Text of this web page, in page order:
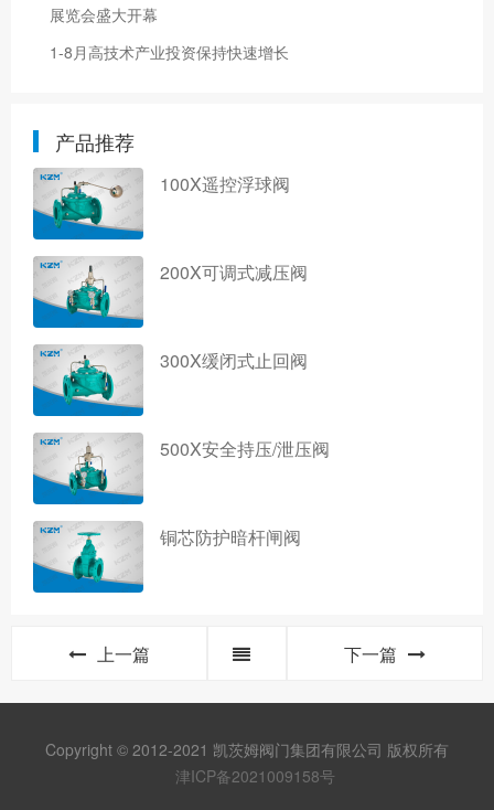
展览会盛大开幕
1-8月高技术产业投资保持快速增长
产品推荐
100X遥控浮球阀
200X可调式减压阀
300X缓闭式止回阀
500X安全持压/泄压阀
铜芯防护暗杆闸阀
上一篇 下一篇
Copyright © 2012-2021 凯茨姆阀门集团有限公司 版权所有
津ICP备2021009158号